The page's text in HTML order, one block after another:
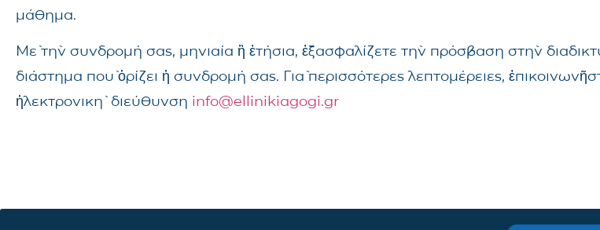
μάθημα.
Μὲ τὴν συνδρομή σας, μηνιαία ἢ ἐτήσια, ἐξασφαλίζετε τὴν πρόσβαση στὴν
διάστημα ποὺ ὁρίζει ἡ συνδρομή σας. Γιὰ περισσότερες λεπτομέρειες,
ἠλεκτρονικὴ διεύθυνση info@ellinikiagogi.gr